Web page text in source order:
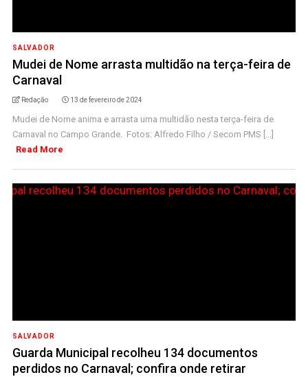
SALVADOR
Mudei de Nome arrasta multidão na terça-feira de
Carnaval
Redação 13 de fevereiro de 2024
Mudei de Nome anima e arrasta uma multidão nesta terça-feira de
Carnaval no Campo Grande. Fotos: Alfredo Filho / Secom PMS [...]
Read More
SALVADOR
Guarda Municipal recolheu 134 documentos
perdidos no Carnaval; confira onde retirar